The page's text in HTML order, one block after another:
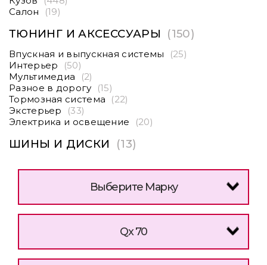
Салон
(19)
ТЮНИНГ И АКСЕССУАРЫ (150)
Впускная и выпускная системы
(25)
Интерьер
(50)
Мультимедиа
(2)
Разное в дорогу
(15)
Тормозная система
(22)
Экстерьер
(33)
Электрика и освещение
(20)
ШИНЫ И ДИСКИ (13)
Выберите Марку
Qx 70